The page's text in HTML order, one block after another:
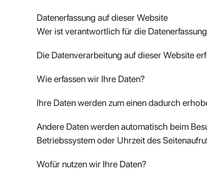
Datenerfassung auf dieser Website
Wer ist verantwortlich für die
Die Datenverarbeitung auf dieser Website
Wie erfassen wir Ihre Daten?
Ihre Daten werden zum einen dadurch
Andere Daten werden automatisch beim
Betriebssystem oder Uhrzeit des
Wofür nutzen wir Ihre Daten?